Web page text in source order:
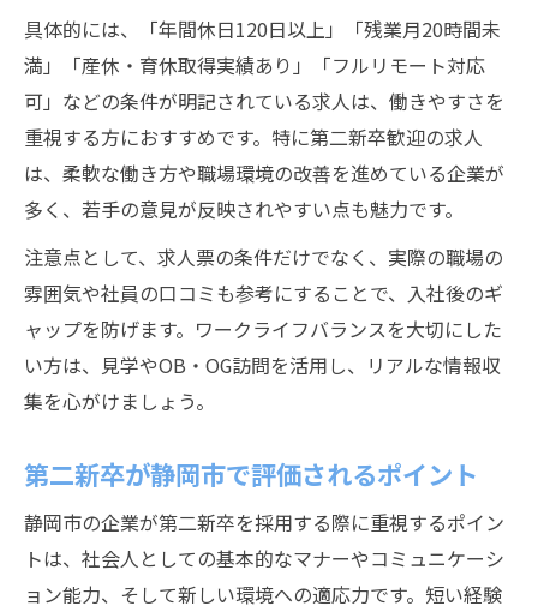
具体的には、「年間休日120日以上」「残業月20時間未
満」「産休・育休取得実績あり」「フルリモート対応
可」などの条件が明記されている求人は、働きやすさを
重視する方におすすめです。特に第二新卒歓迎の求人
は、柔軟な働き方や職場環境の改善を進めている企業が
多く、若手の意見が反映されやすい点も魅力です。
注意点として、求人票の条件だけでなく、実際の職場の
雰囲気や社員の口コミも参考にすることで、入社後のギ
ャップを防げます。ワークライフバランスを大切にした
い方は、見学やOB・OG訪問を活用し、リアルな情報収
集を心がけましょう。
第二新卒が静岡市で評価されるポイント
静岡市の企業が第二新卒を採用する際に重視するポイン
トは、社会人としての基本的なマナーやコミュニケーシ
ョン能力、そして新しい環境への適応力です。短い経験